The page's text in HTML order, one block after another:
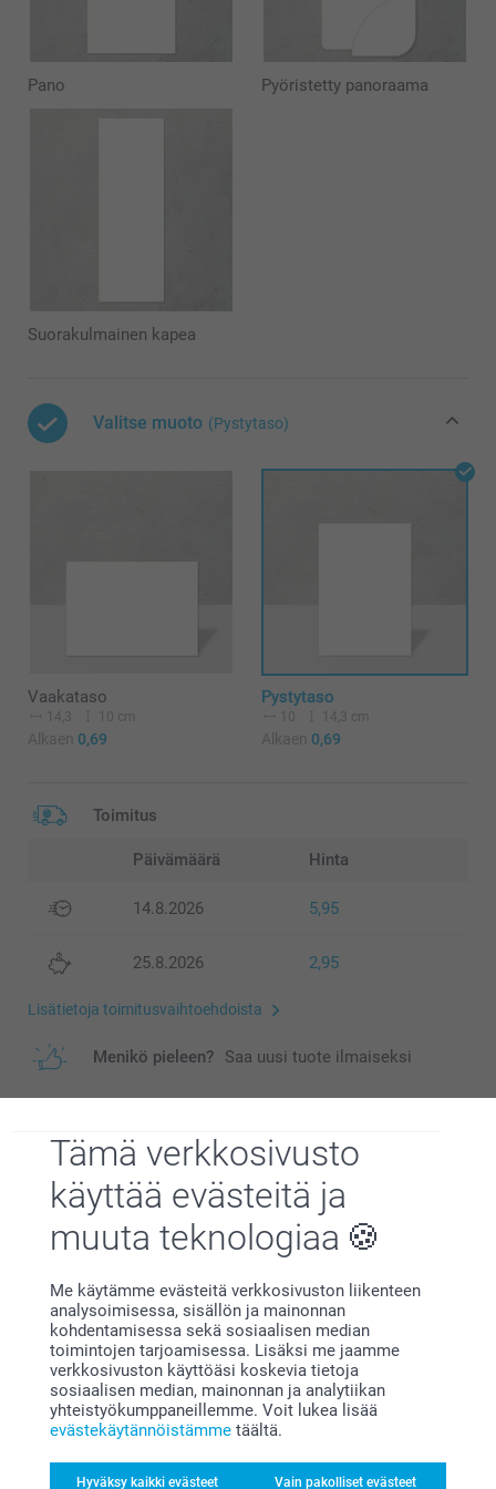
Tämä verkkosivusto
käyttää evästeitä ja
muuta teknologiaa
Me käytämme evästeitä verkkosivuston liikenteen
analysoimisessa, sisällön ja mainonnan
kohdentamisessa sekä sosiaalisen median
toimintojen tarjoamisessa. Lisäksi me jaamme
verkkosivuston käyttöäsi koskevia tietoja
sosiaalisen median, mainonnan ja analytiikan
yhteistyökumppaneillemme. Voit lukea lisää
evästekäytännöistämme täältä.
Hyväksy kaikki evästeet Vain pakolliset evästeet
Pano Pyöristetty panoraama
Suorakulmainen kapea
Valitse muoto (Pystytaso)
Vaakataso
14,3 10 cm
Alkaen 0,69
Pystytaso
10 14,3 cm
Alkaen 0,69
Toimitus
Päivämäärä Hinta
14.8.2026 5,95
25.8.2026 2,95
Lisätietoja toimitusvaihtoehdoista
Menikö pieleen? Saa uusi tuote ilmaiseksi
Lisävalinta
Tee Klassiset Kuvakortit ‑kortistasi juhlava
tai modernin tyylikäs valitsemalla säteilevä
tai mattatekstuuripaperi
0,20/kpl
Lisävalintojen hinnat ja saatavuus
Korkealaatuinen mattatekstuuripaperi 300 g
Hinnasto
Kaikki hinnat ovat euroina, sisältävät arvonlisäveron ja
eivät sisällä postikuluja.
Kuvaus
Tekniset tiedot